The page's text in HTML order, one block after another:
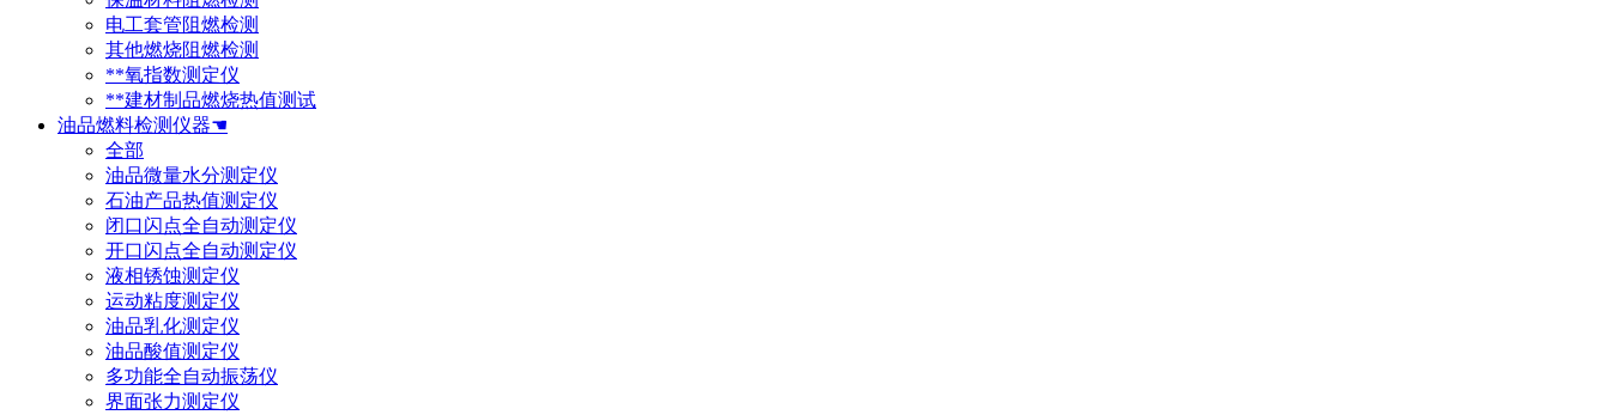
电工套管阻燃检测
其他燃烧阻燃检测
**氧指数测定仪
**建材制品燃烧热值测试
油品燃料检测仪器☚
全部
油品微量水分测定仪
石油产品热值测定仪
闭口闪点全自动测定仪
开口闪点全自动测定仪
液相锈蚀测定仪
运动粘度测定仪
油品乳化测定仪
油品酸值测定仪
多功能全自动振荡仪
界面张力测定仪